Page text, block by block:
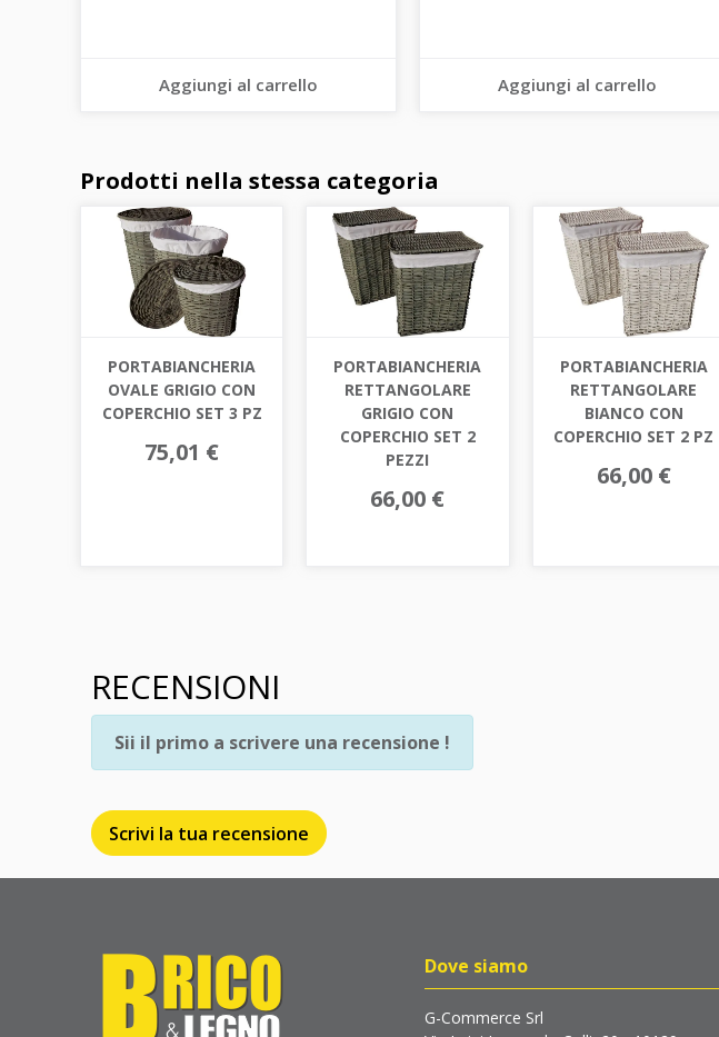
Aggiungi al carrello Aggiungi al carrello
Prodotti nella stessa categoria
PORTABIANCHERIA
OVALE GRIGIO CON
COPERCHIO SET 3 PZ
75,01 €
PORTABIANCHERIA
RETTANGOLARE
GRIGIO CON
COPERCHIO SET 2
PEZZI
66,00 €
PORTABIANCHERIA
RETTANGOLARE
BIANCO CON
COPERCHIO SET 2 PZ
66,00 €
RECENSIONI
Scrivi la tua recensione
Sii il primo a scrivere una recensione !
Dove siamo
G-Commerce Srl